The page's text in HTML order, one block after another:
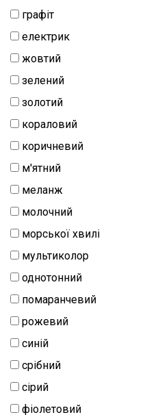
натуральний
Шиття
Штапель
Шифон
графіт
електрик
жовтий
зелений
золотий
кораловий
коричневий
м'ятний
меланж
молочний
морської хвилі
мультиколор
однотонний
помаранчевий
рожевий
синій
срібний
сірий
фіолетовий